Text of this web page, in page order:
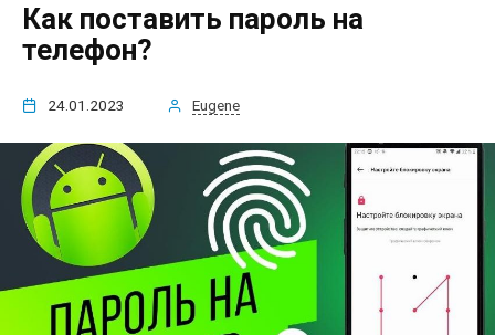
Как поставить пароль на
телефон?
24.01.2023 Eugene